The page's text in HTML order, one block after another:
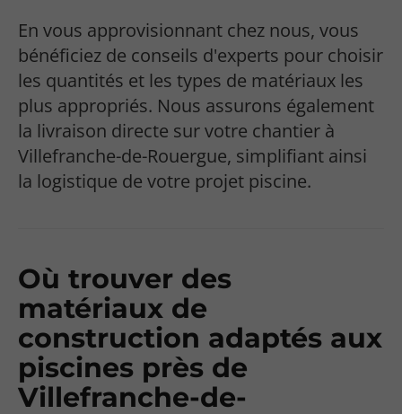
En vous approvisionnant chez nous, vous
bénéficiez de conseils d'experts pour choisir
les quantités et les types de matériaux les
plus appropriés. Nous assurons également
la livraison directe sur votre chantier à
Villefranche-de-Rouergue, simplifiant ainsi
la logistique de votre projet piscine.
Où trouver des
matériaux de
construction adaptés aux
piscines près de
Villefranche-de-